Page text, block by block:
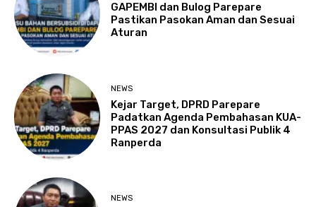
GAPEMBI dan Bulog Parepare
Pastikan Pasokan Aman dan Sesuai
Aturan
NEWS
Kejar Target, DPRD Parepare
Padatkan Agenda Pembahasan KUA-
PPAS 2027 dan Konsultasi Publik 4
Ranperda
NEWS